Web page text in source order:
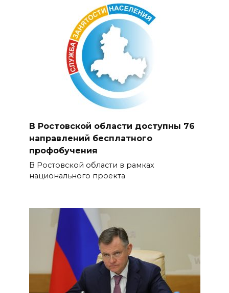
В Ростовской области доступны 76
направлений бесплатного
профобучения
В Ростовской области в рамках
национального проекта